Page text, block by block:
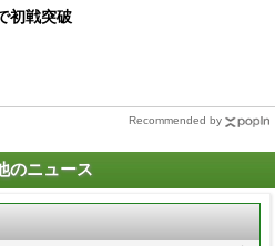
初戦突破
Recommended by
のニュース